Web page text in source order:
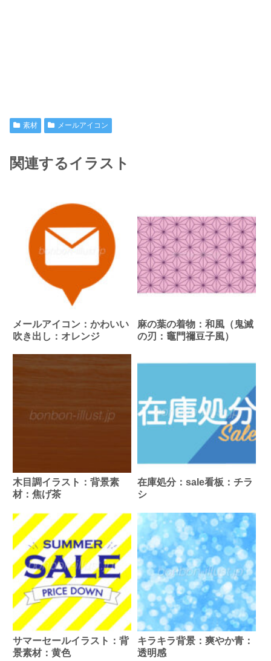
素材 メールアイコン
関連するイラスト
メールアイコン：かわいい
吹き出し：オレンジ
麻の葉の着物：和風（鬼滅
の刃：竈門禰豆子風）
木目調イラスト：背景素
材：焦げ茶
在庫処分：sale看板：チラ
シ
サマーセールイラスト：背
景素材：黄色
キラキラ背景：爽やか青：
透明感